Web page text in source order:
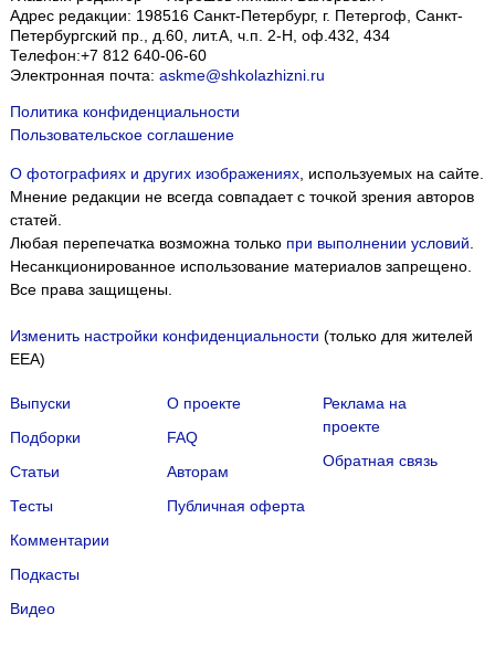
Адрес редакции: 198516 Санкт-Петербург, г. Петергоф Санкт-
Петербургский пр., д.60, лит.А, ч.п. 2-Н, оф.432, 434
Телефон:+7 812 640-06-60
Электронная почта: askme@shkolazhizni.ru
Политика конфиденциальности
Пользовательское соглашение
О фотографиях и других изображениях, используемых на сайте.
Мнение редакции не всегда совпадает с точкой зрения авторов
статей.
Любая перепечатка возможна только при выполнении условий
Несанкционированное использование материалов запрещено.
Все права защищены.
Изменить настройки конфиденциальности (только для жителей
EEA)
Выпуски
Подборки
Статьи
Тесты
Комментарии
Подкасты
Видео
О проекте
FAQ
Авторам
Публичная оферта
Реклама на
проекте
Обратная связь